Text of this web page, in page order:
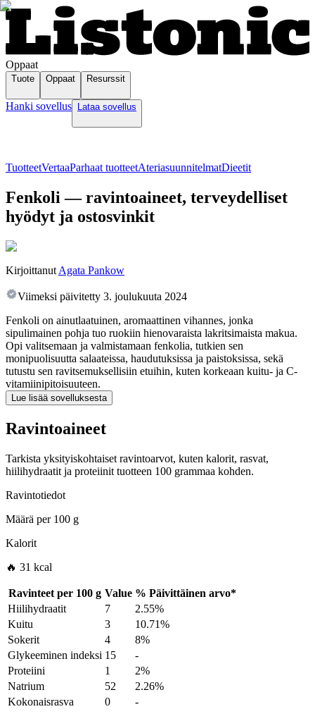
Oppaat
Tuote Oppaat Resurssit
Hanki sovellus Lataa sovellus
TuotteetVertaaParhaat tuotteetAteriasuunnitelmatDieetit
Fenkoli — ravintoaineet, terveydelliset
hyödyt ja ostosvinkit
Kirjoittanut Agata Pankow
Viimeksi päivitetty 3. joulukuuta 2024
Fenkoli on ainutlaatuinen, aromaattinen vihannes, jonka
sipulimainen pohja tuo ruokiin hienovaraista lakritsimaista makua.
Opi valitsemaan ja valmistamaan fenkolia, tutkien sen
monipuolisuutta salaateissa, haudutuksissa ja paistoksissa, sekä
tutustu sen ravitsemuksellisiin etuihin, kuten korkeaan kuitu- ja C-
vitamiinipitoisuuteen.
Lue lisää sovelluksesta
Ravintoaineet
Tarkista yksityiskohtaiset ravintoarvot, kuten kalorit, rasvat,
hiilihydraatit ja proteiinit tuotteen 100 grammaa kohden.
Ravintotiedot
Määrä per100 g
Kalorit
🔥 31 kcal
Ravinteet per 100 g Value % Päivittäinen arvo*
Hiilihydraatit
7
2.55%
Kuitu
3
10.71%
Sokerit
4
8%
Glykeeminen indeksi 15
-
Proteiini
1
2%
Natrium
52
2.26%
Kokonaisrasva
0 -